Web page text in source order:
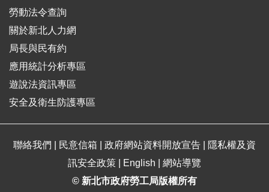
勞動法令查詢
關於新北人力網
局長與民有約
應用統計分析專區
遊說法資訊專區
安全及衛生防護專區
聯絡我們 民意信箱 政府網站資料開放宣告
隱私權及資
訊安全政策
English
網站導覽
© 新北市政府勞工局版權所有